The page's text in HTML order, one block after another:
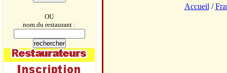
OU
nom du restaurant :
Accueil /